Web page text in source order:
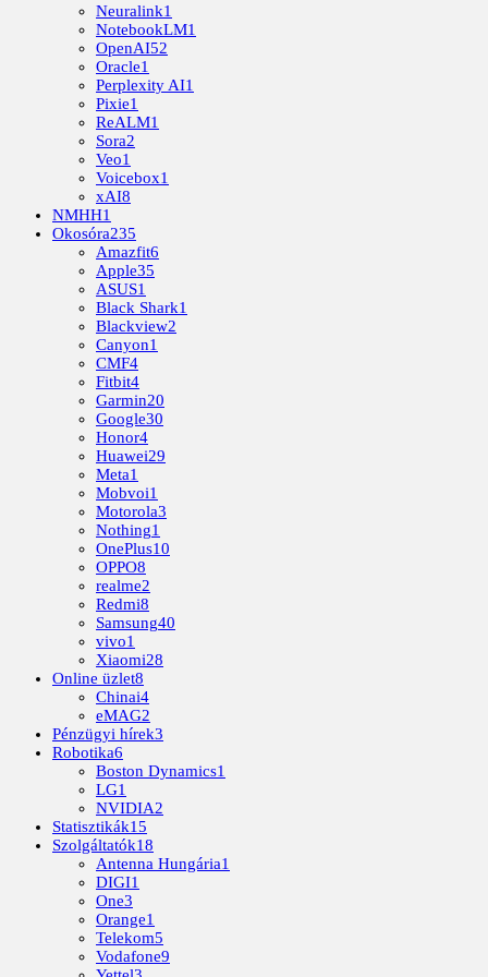
Neuralink1
NotebookLM1
OpenAI52
Oracle1
Perplexity AI1
Pixie1
ReALM1
Sora2
Veo1
Voicebox1
xAI8
NMHH1
Okosóra235
Amazfit6
Apple35
ASUS1
Black Shark1
Blackview2
Canyon1
CMF4
Fitbit4
Garmin20
Google30
Honor4
Huawei29
Meta1
Mobvoi1
Motorola3
Nothing1
OnePlus10
OPPO8
realme2
Redmi8
Samsung40
vivo1
Xiaomi28
Online üzlet8
Chinai4
eMAG2
Pénzügyi hírek3
Robotika6
Boston Dynamics1
LG1
NVIDIA2
Statisztikák15
Szolgáltatók18
Antenna Hungária1
DIGI1
One3
Orange1
Telekom5
Vodafone9